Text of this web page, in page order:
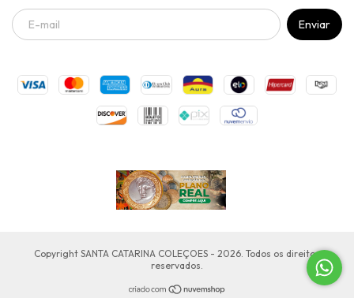
Copyright SANTA CATARINA COLEÇOES - 2026. Todos os direitos
reservados.